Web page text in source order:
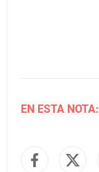
EN ESTA NOTA: